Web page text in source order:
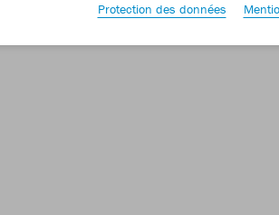
Protection des données